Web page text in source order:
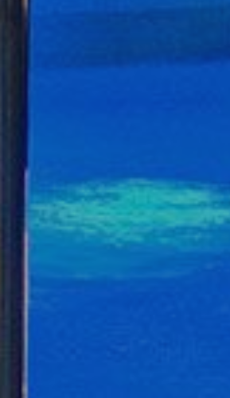
las preferencias y
de navegación del